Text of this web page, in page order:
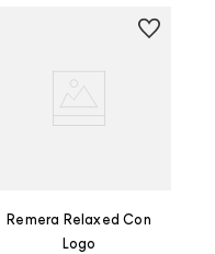
Remera Relaxed Con
Logo